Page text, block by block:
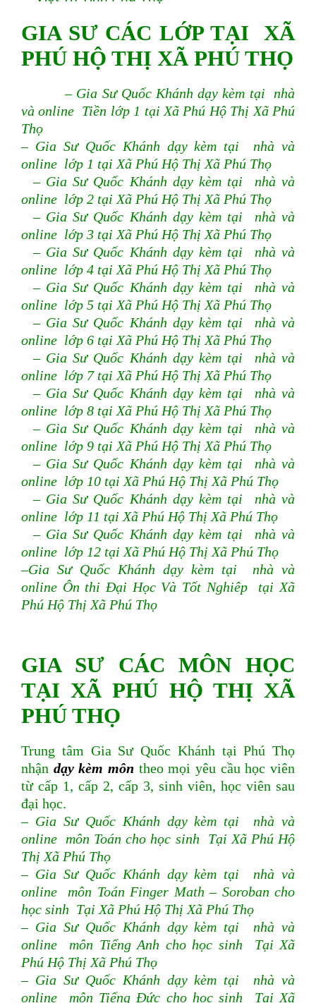
GIA SƯ CÁC LỚP TẠI XÃ
PHÚ HỘ THỊ XÃ PHÚ THỌ
– Gia Sư Quốc Khánh dạy kèm tại nhà
và online Tiền lớp 1 tại Xã Phú Hộ Thị Xã Phú
Thọ
– Gia Sư Quốc Khánh dạy kèm tại nhà và
online lớp 1 tại Xã Phú Hộ Thị Xã Phú Thọ
– Gia Sư Quốc Khánh dạy kèm tại nhà và
online lớp 2 tại Xã Phú Hộ Thị Xã Phú Thọ
– Gia Sư Quốc Khánh dạy kèm tại nhà và
online lớp 3 tại Xã Phú Hộ Thị Xã Phú Thọ
– Gia Sư Quốc Khánh dạy kèm tại nhà và
online lớp 4 tại Xã Phú Hộ Thị Xã Phú Thọ
– Gia Sư Quốc Khánh dạy kèm tại nhà và
online lớp 5 tại Xã Phú Hộ Thị Xã Phú Thọ
– Gia Sư Quốc Khánh dạy kèm tại nhà và
online lớp 6 tại Xã Phú Hộ Thị Xã Phú Thọ
– Gia Sư Quốc Khánh dạy kèm tại nhà và
online lớp 7 tại Xã Phú Hộ Thị Xã Phú Thọ
– Gia Sư Quốc Khánh dạy kèm tại nhà và
online lớp 8 tại Xã Phú Hộ Thị Xã Phú Thọ
– Gia Sư Quốc Khánh dạy kèm tại nhà và
online lớp 9 tại Xã Phú Hộ Thị Xã Phú Thọ
– Gia Sư Quốc Khánh dạy kèm tại nhà và
online lớp 10 tại Xã Phú Hộ Thị Xã Phú Thọ
– Gia Sư Quốc Khánh dạy kèm tại nhà và
online lớp 11 tại Xã Phú Hộ Thị Xã Phú Thọ
– Gia Sư Quốc Khánh dạy kèm tại nhà và
online lớp 12 tại Xã Phú Hộ Thị Xã Phú Thọ
–Gia Sư Quốc Khánh dạy kèm tại nhà và
online Ôn thi Đại Học Và Tốt Nghiêp tại Xã
Phú Hộ Thị Xã Phú Thọ
GIA SƯ CÁC MÔN HỌC
TẠI XÃ PHÚ HỘ THỊ XÃ
PHÚ THỌ
Trung tâm Gia Sư Quốc Khánh tại Phú Thọ
nhận dạy kèm môn theo mọi yêu cầu học viên
từ cấp 1, cấp 2, cấp 3, sinh viên, học viên sau
đại học.
– Gia Sư Quốc Khánh dạy kèm tại nhà và
online môn Toán cho học sinh Tại Xã Phú Hộ
Thị Xã Phú Thọ
– Gia Sư Quốc Khánh dạy kèm tại nhà và
online môn Toán Finger Math – Soroban cho
học sinh Tại Xã Phú Hộ Thị Xã Phú Thọ
– Gia Sư Quốc Khánh dạy kèm tại nhà và
online môn Tiếng Anh cho học sinh Tại Xã
Phú Hộ Thị Xã Phú Thọ
– Gia Sư Quốc Khánh dạy kèm tại nhà và
online môn Tiếng Đức cho học sinh Tại Xã